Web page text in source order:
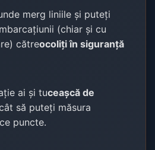
merg liniile și puteți
(chiar și cu
cătreocoliți în siguranță
ai și tuceașcă de
să puteți măsura
puncte.